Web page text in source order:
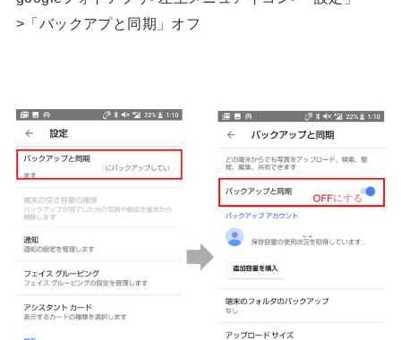
>「バックアプと同期」オフ